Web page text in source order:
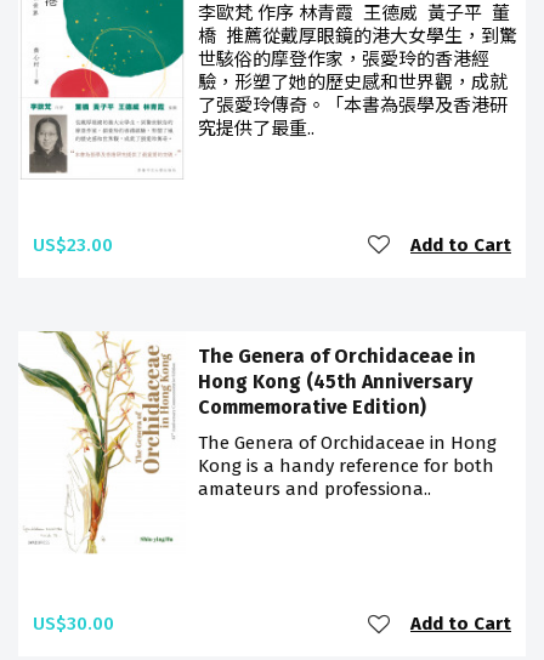
李歐梵 作序 林青霞 王德威 黃子平 董
橋 推薦從戴厚眼鏡的港大女學生，到驚
世駭俗的摩登作家，張愛玲的香港經
驗，形塑了她的歷史感和世界觀，成就
了張愛玲傳奇。「本書為張學及香港研
究提供了最重..
US$23.00 Add to Cart
The Genera of Orchidaceae in
Hong Kong (45th Anniversary
Commemorative Edition)
The Genera of Orchidaceae in Hong
Kong is a handy reference for both
amateurs and professiona..
US$30.00 Add to Cart